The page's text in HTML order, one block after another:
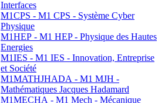
Interfaces
M1CPS - M1 CPS - Système Cyber
Physique
M1HEP - M1 HEP - Physique des Hautes
Energies
M1IES - M1 IES - Innovation, Entreprise
et Société
M1MATHJHADA - M1 MJH -
Mathématiques Jacques Hadamard
M1MECHA - M1 Mech - Mécanique